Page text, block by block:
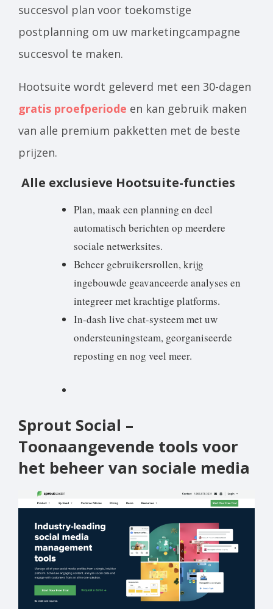
succesvol plan voor toekomstige
postplanning om uw marketingcampagne
succesvol te maken.
Hootsuite wordt geleverd met een 30-dagen
gratis proefperiode en kan gebruik maken
van alle premium pakketten met de beste
prijzen.
Alle exclusieve Hootsuite-functies
Plan, maak een planning en deel
automatisch berichten op meerdere
sociale netwerksites.
Beheer gebruikersrollen, krijg
ingebouwde geavanceerde analyses en
integreer met krachtige platforms.
In-dash live chat-systeem met uw
ondersteuningsteam, georganiseerde
reposting en nog veel meer.
Sprout Social –
Toonaangevende tools voor
het beheer van sociale media